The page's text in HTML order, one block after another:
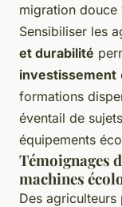
migration douce
Sensibiliser les
et durabilité
investissement
formations
éventail de
équipements
Témoignages
machines
Des agriculteurs